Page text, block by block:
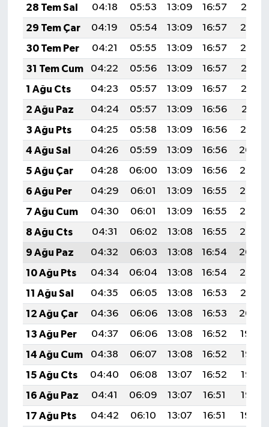
28 Tem Sal
04:18 05:53 13:09 16:57
20:15
29 Tem Çar
04:19 05:54 13:09 16:57
20:14
30 Tem Per
04:21 05:55 13:09 16:57
20:14
31 Tem Cum
04:22 05:56 13:09 16:57
20:13
1 Ağu Cts
04:23 05:57 13:09 16:57
20:12
2 Ağu Paz
04:24 05:57 13:09 16:56
20:11
3 Ağu Pts
04:25 05:58 13:09 16:56
20:10
4 Ağu Sal
04:26 05:59 13:09 16:56
20:09
5 Ağu Çar
04:28 06:00 13:09 16:56
20:08
6 Ağu Per
04:29 06:01 13:09 16:55
20:07
7 Ağu Cum
04:30 06:01 13:09 16:55
20:06
8 Ağu Cts
04:31 06:02 13:08 16:55
20:05
9 Ağu Paz
04:32 06:03 13:08 16:54
20:04
10 Ağu Pts
04:34 06:04 13:08 16:54
20:03
11 Ağu Sal
04:35 06:05 13:08 16:53
20:01
12 Ağu Çar
04:36 06:06 13:08 16:53
20:00
13 Ağu Per
04:37 06:06 13:08 16:52
19:59
14 Ağu Cum
04:38 06:07 13:08 16:52
19:58
15 Ağu Cts
04:40 06:08 13:07 16:52
19:57
16 Ağu Paz
04:41 06:09 13:07 16:51
19:56
17 Ağu Pts
04:42 06:10 13:07 16:51
19:54